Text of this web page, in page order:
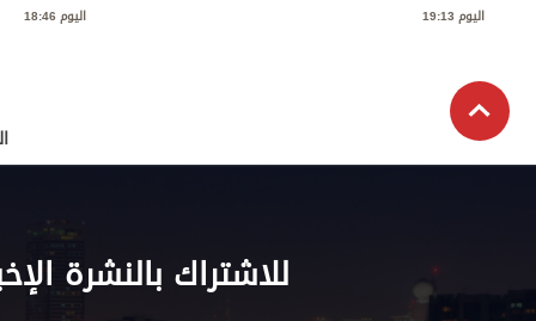
اليوم 19:13 اليوم 18:46
للاشتراك بالنشرة